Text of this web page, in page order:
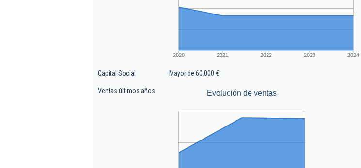
2020 2021 2022 2023 2024
Capital Social Mayor de 60.000 €
Ventas últimos años Evolución de ventas